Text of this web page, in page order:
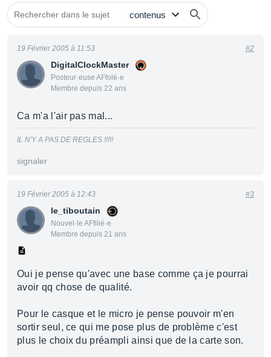
DigitalClockMaster
Posteur·euse AFfolé·e
Membre depuis 22 ans
19 Février 2005 à 11:53 #2
Ca m'a l'air pas mal...
IL N'Y A PAS DE REGLES !!!!!
signaler
le_tiboutain
Nouvel·le AFfilié·e
Membre depuis 21 ans
19 Février 2005 à 12:43 #3
Oui je pense qu'avec une base comme ça je pourrai
avoir qq chose de qualité.
Pour le casque et le micro je pense pouvoir m'en
sortir seul, ce qui me pose plus de problème c'est
plus le choix du préampli ainsi que de la carte son.